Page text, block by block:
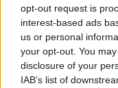
opt-out request is
interest-based ads
us or personal
your opt-out. You
disclosure of your
IAB’s list of
Mēnešu skaits:
1 numurs /1.80 Eur